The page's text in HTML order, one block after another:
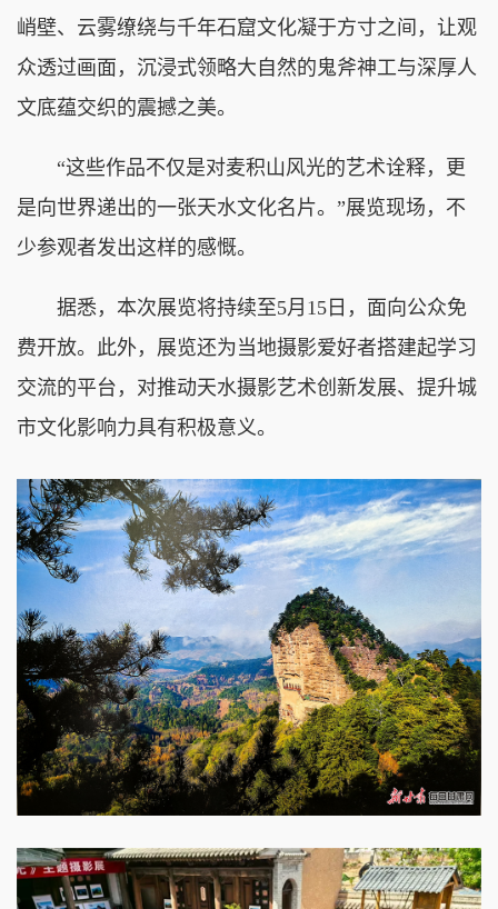
峭壁、云雾缭绕与千年石窟文化凝于方寸之间，让观
众透过画面，沉浸式领略大自然的鬼斧神工与深厚人
文底蕴交织的震撼之美。
“这些作品不仅是对麦积山风光的艺术诠释，更
是向世界递出的一张天水文化名片。”展览现场，不
少参观者发出这样的感慨。
据悉，本次展览将持续至5月15日，面向公众免
费开放。此外，展览还为当地摄影爱好者搭建起学习
交流的平台，对推动天水摄影艺术创新发展、提升城
市文化影响力具有积极意义。